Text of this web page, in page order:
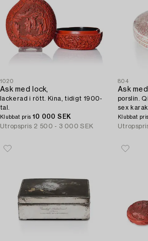
1020
Ask med lock,
lackerad i rött. Kina, tidigt 1900-
tal.
Klubbat pris 10 000 SEK
Utropspris 2 500 - 3 000 SEK
804
Ask
porslin.
sex
Klubbat pris